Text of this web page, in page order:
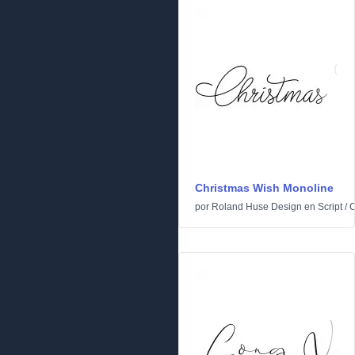
Christmas Wish Monoline
por Roland Huse Design en Script/